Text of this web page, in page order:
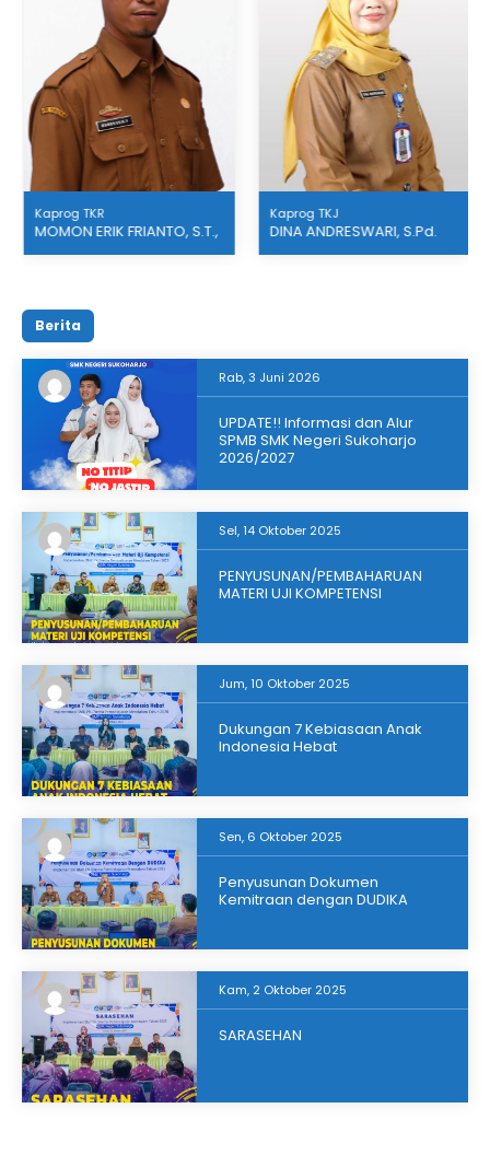
Kaprog TKR
MOMON ERIK FRIANTO, S.T.,
M.Pd.
Kaprog TKJ
DINA ANDRESWARI, S.Pd.
Berita
Rab, 3 Juni 2026
UPDATE!! Informasi dan Alur
SPMB SMK Negeri Sukoharjo
2026/2027
Sel, 14 Oktober 2025
PENYUSUNAN/PEMBAHARUAN
MATERI UJI KOMPETENSI
Jum, 10 Oktober 2025
Dukungan 7 Kebiasaan Anak
Indonesia Hebat
Sen, 6 Oktober 2025
Penyusunan Dokumen
Kemitraan dengan DUDIKA
Kam, 2 Oktober 2025
SARASEHAN